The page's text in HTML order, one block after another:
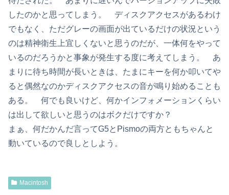
したのかと思ってしまう。 ディスクアクセスがあるわけ
でもなく、ただグレーの画面が出ているだけの状況という
のは精神衛生上宜しくないと思うのだが、一体何をやって
いるのだろうかと事象が発生する度に考えてしまう。 あ
まりに待ち時間が長いときは、たまにキーを何か叩いてや
ると偶然なのかディスクアクセスの音が鳴り始めることも
ある。 何でも良いけど、何かインフォメーションくらい
は出して欲しいと思うのはボクだけですか？
まぁ、何だかんだ言ってG5とPismoの両方ともちゃんと
動いているので良しとしよう。
Macintosh